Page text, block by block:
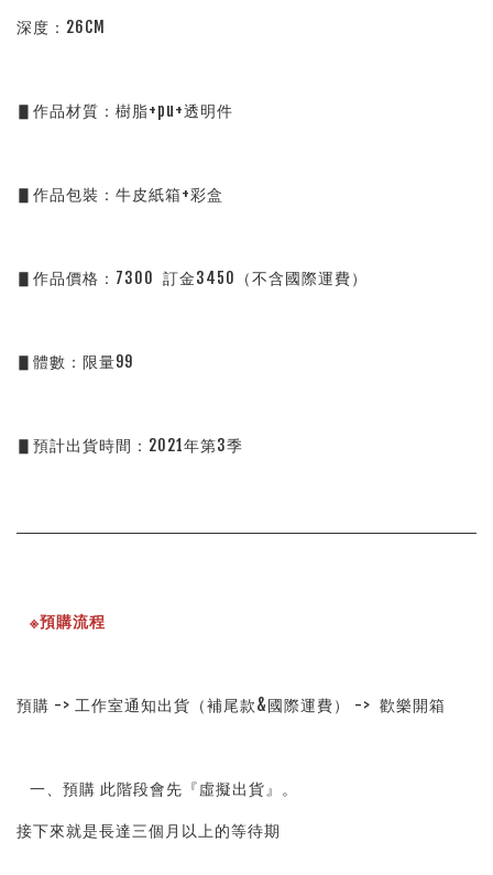
深度：26CM
▋作品材質：樹脂+pu+透明件
▋作品包裝：牛皮紙箱+彩盒
▋作品價格：7300 訂金3450（不含國際運費）
▋體數：限量99
▋預計出貨時間：2021年第3季
※預購流程
預購 -> 工作室通知出貨（補尾款&國際運費） -> 歡樂開箱
一、預購 此階段會先『虛擬出貨』。
接下來就是長達三個月以上的等待期